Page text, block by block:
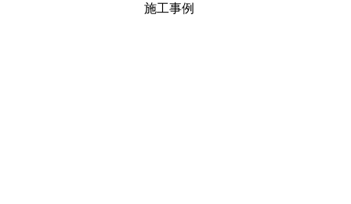
施工事例